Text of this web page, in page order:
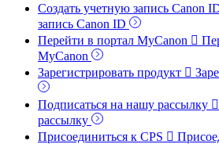
Создать учетную запись Canon
запись Canon ID
Перейти в портал MyCanon 
MyCanon
Зарегистрировать продукт 
Подписаться на нашу рассылку 
рассылку
Присоединиться к CPS 